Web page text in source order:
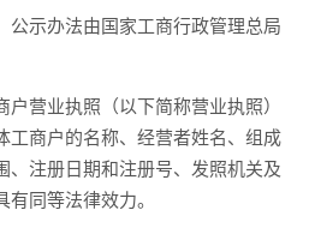
示办法由国家工商行政管理总局
业执照（以下简称营业执照）
工商户的名称、经营者姓名、组成
、注册日期和注册号、发照机关及
同等法律效力。